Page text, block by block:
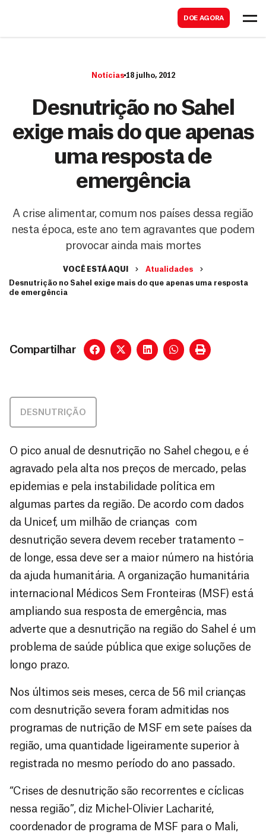
DOE AGORA
r
Notícias 18 julho, 2012
Desnutrição no Sahel
exige mais do que apenas
uma resposta de
emergência
A crise alimentar, comum nos países dessa região
nesta época, este ano tem agravantes que podem
provocar ainda mais mortes
VOCÊ ESTÁ AQUI
Atualidades
Desnutrição no Sahel exige mais do que apenas uma resposta
de emergência
Compartilhar
DESNUTRIÇÃO
O pico anual de desnutrição no Sahel chegou, e é
agravado pela alta nos preços de mercado, pelas
epidemias e pela instabilidade política em
algumas partes da região. De acordo com dados
da Unicef, um milhão de crianças com
desnutrição severa devem receber tratamento –
de longe, essa deve ser a maior número na história
da ajuda humanitária. A organização humanitária
internacional Médicos Sem Fronteiras (MSF) está
ampliando sua resposta de emergência, mas
adverte que a desnutrição na região do Sahel é um
problema de saúde pública que exige soluções de
longo prazo.
Nos últimos seis meses, cerca de 56 mil crianças
com desnutrição severa foram admitidas nos
programas de nutrição de MSF em sete países da
região, uma quantidade ligeiramente superior à
registrada no mesmo período do ano passado.
“Crises de desnutrição são recorrentes e cíclicas
nessa região”, diz Michel-Olivier Lacharité,
coordenador de programa de MSF para o Mali,
a
r